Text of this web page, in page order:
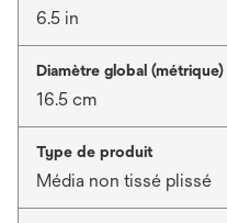
6.5 in
Diamètre global (métrique)
16.5 cm
Type de produit
Média non tissé plissé